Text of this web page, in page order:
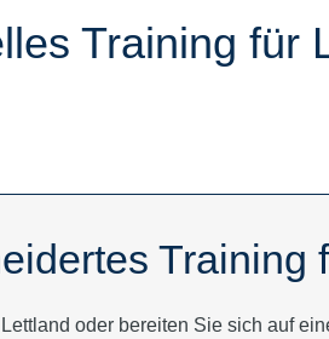
Training für
Training
oder bereiten Sie sich auf